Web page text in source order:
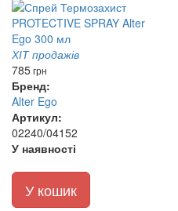
ХІТ продажів
785грн
Бренд:
Alter Ego
Артикул:
02240/04152
У наявності
У кошик